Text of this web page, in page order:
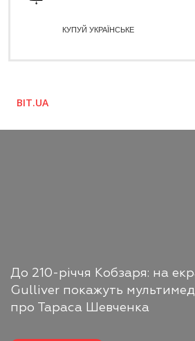
КУПУЙ УКРАЇНСЬКЕ
BIT.UA
До 210-річчя Кобзаря: на
Gulliver покажуть
про Тараса Шевченка